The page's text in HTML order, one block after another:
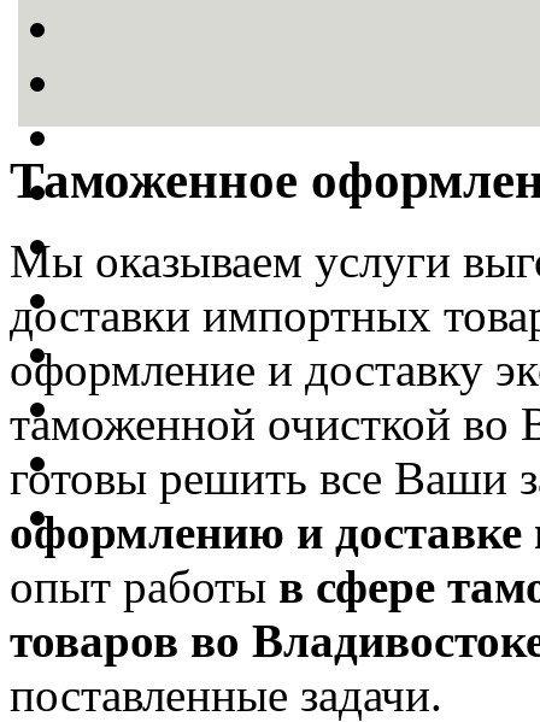
Таможенное
Мы оказываем услуги
доставки импортных
оформление и доставку
таможенной очисткой во
готовы решить все Ваши
оформлению и доставке
опыт работы в сфере
товаров во
поставленные задачи.